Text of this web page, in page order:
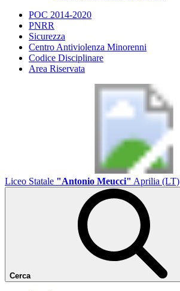
POC 2014-2020
PNRR
Sicurezza
Centro Antiviolenza Minorenni
Codice Disciplinare
Area Riservata
Liceo Statale "Antonio Meucci" Aprilia (LT)
Cerca